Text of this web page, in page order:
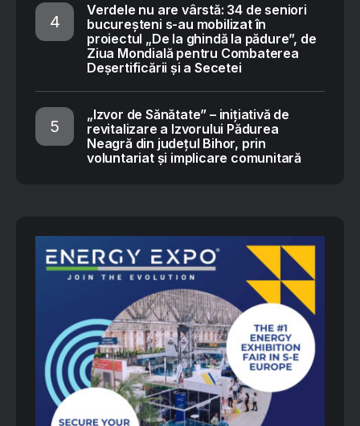
Verdele nu are vârstă: 34 de seniori
bucureșteni s-au mobilizat în
proiectul „De la ghindă la pădure”, de
Ziua Mondială pentru Combaterea
Deșertificării și a Secetei
„Izvor de Sănătate” – inițiativă de
revitalizare a Izvorului Pădurea
Neagră din județul Bihor, prin
voluntariat și implicare comunitară